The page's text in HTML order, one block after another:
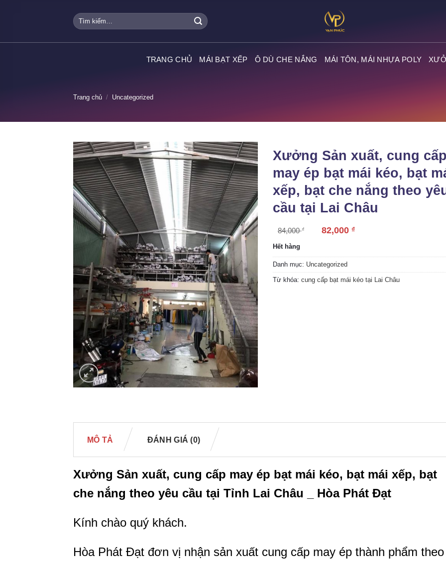
Tìm
kiếm:
TRANG CHỦ MÁI BẠT XẾP Ô DÙ CHE NẮNG MÁI TÔN, MÁI NHỰA POLY
Trang chủ / Uncategorized
Xưởng Sản xuất, cung cấp
may ép bạt mái kéo, bạt
xếp, bạt che nắng theo
cầu tại Lai Châu
84,000₫ 82,000 ₫
Hết hàng
Danh mục: Uncategorized
Từ khóa: cung cấp bạt mái kéo tại Lai Châu
MÔ TẢ ĐÁNH GIÁ (0)
Xưởng Sản xuất, cung cấp may ép bạt mái kéo, bạt mái xếp, bạt
che nắng theo yêu cầu tại Tỉnh Lai Châu _ Hòa Phát Đạt
Kính chào quý khách.
Hòa Phát Đạt đơn vị nhận sản xuất cung cấp may ép thành phẩm theo